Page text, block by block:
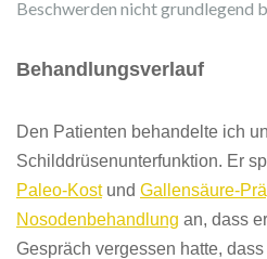
Beschwerden nicht grundlegend
Behandlungsverlauf
Den Patienten behandelte ich
Schilddrüsenunterfunktion. Er
Paleo-Kostund Gallensäure-
Nosodenbehandlung an, dass
Gespräch vergessen hatte,